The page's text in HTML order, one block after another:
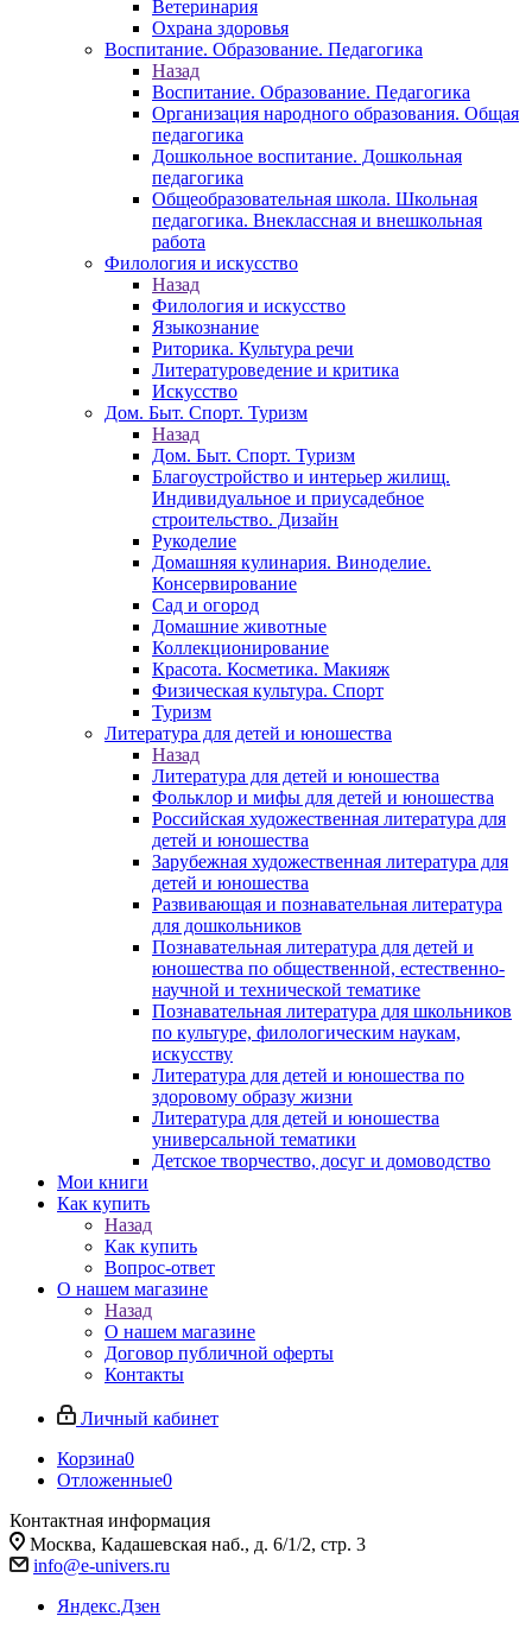
Ветеринария
Охрана здоровья
Воспитание. Образование. Педагогика
Назад
Воспитание. Образование. Педагогика
Организация народного образования. Общая
педагогика
Дошкольное воспитание. Дошкольная
педагогика
Общеобразовательная школа. Школьная
педагогика. Внеклассная и внешкольная
работа
Филология и искусство
Назад
Филология и искусство
Языкознание
Риторика. Культура речи
Литературоведение и критика
Искусство
Дом. Быт. Спорт. Туризм
Назад
Дом. Быт. Спорт. Туризм
Благоустройство и интерьер жилищ.
Индивидуальное и приусадебное
строительство. Дизайн
Рукоделие
Домашняя кулинария. Виноделие.
Консервирование
Сад и огород
Домашние животные
Коллекционирование
Красота. Косметика. Макияж
Физическая культура. Спорт
Туризм
Литература для детей и юношества
Назад
Литература для детей и юношества
Фольклор и мифы для детей и юношества
Российская художественная литература для
детей и юношества
Зарубежная художественная литература для
детей и юношества
Развивающая и познавательная литература
для дошкольников
Познавательная литература для детей и
юношества по общественной, естественно-
научной и технической тематике
Познавательная литература для школьников
по культуре, филологическим наукам,
искусству
Литература для детей и юношества по
здоровому образу жизни
Литература для детей и юношества
универсальной тематики
Детское творчество, досуг и домоводство
Мои книги
Как купить
Назад
Как купить
Вопрос-ответ
О нашем магазине
Назад
О нашем магазине
Договор публичной оферты
Контакты
Личный кабинет
Корзина0
Отложенные0
Контактная информация
Москва, Кадашевская наб., д. 6/1/2, стр. 3
info@e-univers.ru
Яндекс.Дзен